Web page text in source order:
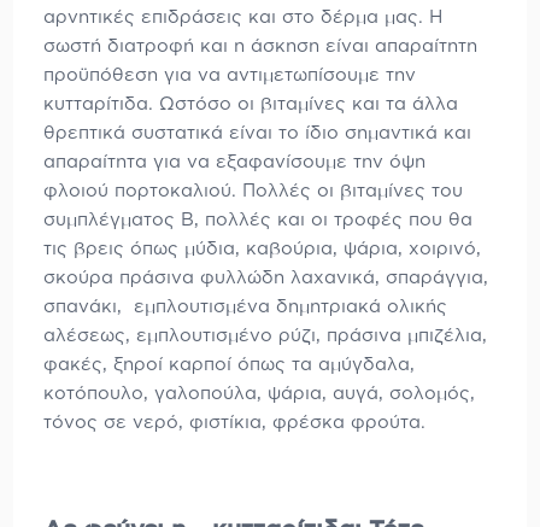
αρνητικές επιδράσεις και στο δέρμα μας. Η
σωστή διατροφή και η άσκηση είναι απαραίτητη
προϋπόθεση για να αντιμετωπίσουμε την
κυτταρίτιδα. Ωστόσο οι βιταμίνες και τα άλλα
θρεπτικά συστατικά είναι το ίδιο σημαντικά και
απαραίτητα για να εξαφανίσουμε την όψη
φλοιού πορτοκαλιού. Πολλές οι βιταμίνες του
συμπλέγματος Β, πολλές και οι τροφές που θα
τις βρεις όπως μύδια, καβούρια, ψάρια, χοιρινό,
σκούρα πράσινα φυλλώδη λαχανικά, σπαράγγια,
σπανάκι, εμπλουτισμένα δημητριακά ολικής
αλέσεως, εμπλουτισμένο ρύζι, πράσινα μπιζέλια,
φακές, ξηροί καρποί όπως τα αμύγδαλα,
κοτόπουλο, γαλοπούλα, ψάρια, αυγά, σολομός,
τόνος σε νερό, φιστίκια, φρέσκα φρούτα.